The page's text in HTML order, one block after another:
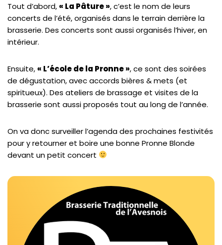
Tout d’abord,« La Pâture », c’est le nom de leurs
concerts de l’été, organisés dans le terrain derrière la
brasserie. Des concerts sont aussi organisés l’hiver, en
intérieur.
Ensuite,« L’école de la Pronne », ce sont des soirées
de dégustation, avec accords bières & mets (et
spiritueux). Des ateliers de brassage et visites de la
brasserie sont aussi proposés tout au long de l’année.
On va donc surveiller l’agenda des prochaines festivités
pour y retourner et boire une bonne Pronne Blonde
devant un petit concert